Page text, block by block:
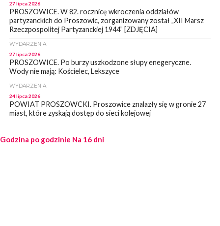
27 lipca 2026
PROSZOWICE. W 82. rocznicę wkroczenia oddziałów
partyzanckich do Proszowic, zorganizowany został „XII Marsz
Rzeczpospolitej Partyzanckiej 1944” [ZDJĘCIA]
WYDARZENIA
27 lipca 2026
PROSZOWICE. Po burzy uszkodzone słupy enegeryczne.
Wody nie mają: Kościelec, Lekszyce
WYDARZENIA
24 lipca 2026
POWIAT PROSZOWCKI. Proszowice znalazły się w gronie 27
miast, które zyskają dostęp do sieci kolejowej
23 lipca 2026
POWIAT PROSZOWICE. Obchody Święta Policji w
Godzina po godzinie Na 16 dni